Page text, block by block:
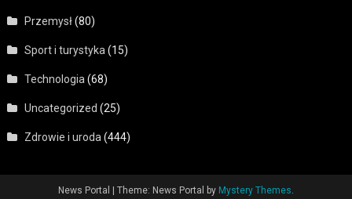
Przemysł(80)
Sport i turystyka (15)
Technologia (68)
Uncategorized (25)
Zdrowie i uroda (444)
News Portal Theme: News Portal by Mystery Themes.